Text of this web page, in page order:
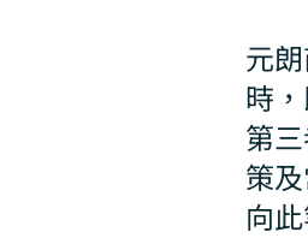
元
時
第
策
向